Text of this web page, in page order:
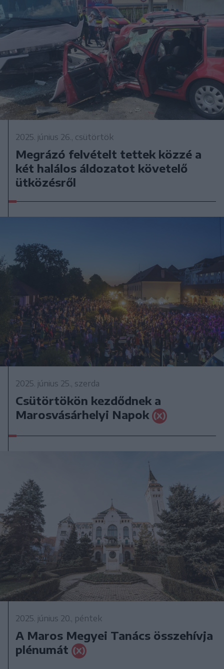
2025. június 26., csütörtök
Megrázó felvételt tettek közzé a
két halálos áldozatot követelő
ütközésről
2025. június 25., szerda
Csütörtökön kezdődnek a
Marosvásárhelyi Napok
2025. június 20., péntek
A Maros Megyei Tanács összehívja
plénumát